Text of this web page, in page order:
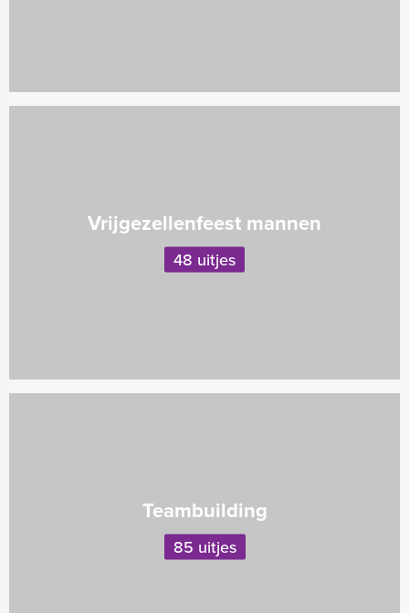
Vrijgezellenfeest mannen
48 uitjes
Teambuilding
85 uitjes